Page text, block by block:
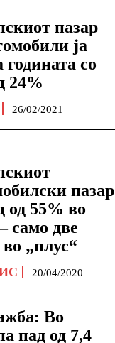
пазар
ја
годината со
24%
26/02/2021
пазар
од 55% во
само две
во „плус“
20/04/2020
Во
пад од 7,4